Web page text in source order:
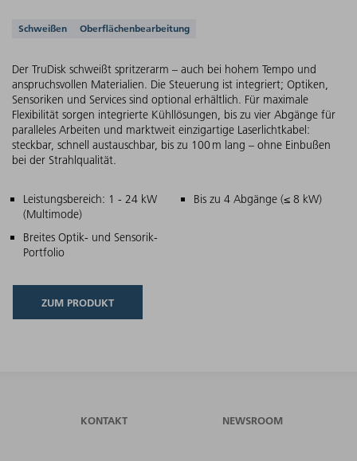
Unterstützte Anwendungen
Schweißen Oberflächenbearbeitung
Der TruDisk schweißt spritzerarm – auch bei hohem Tempo und
anspruchsvollen Materialien. Die Steuerung ist integriert; Optiken,
Sensoriken und Services sind optional erhältlich. Für maximale
Flexibilität sorgen integrierte Kühllösungen, bis zu vier Abgänge für
paralleles Arbeiten und marktweit einzigartige Laserlichtkabel:
steckbar, schnell austauschbar, bis zu 100 m lang – ohne Einbußen
bei der Strahlqualität.
Hauptmerkmale
Leistungsbereich: 1 - 24 kW
(Multimode)
Bis zu 4 Abgänge (≤ 8 kW)
Breites Optik- und Sensorik-
Portfolio
ZUM PRODUKT
KONTAKT NEWSROOM